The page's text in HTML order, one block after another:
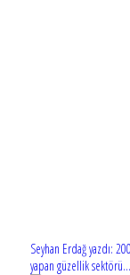
Seyhan Erdağ yazdı:
yapan güzellik sektörü...